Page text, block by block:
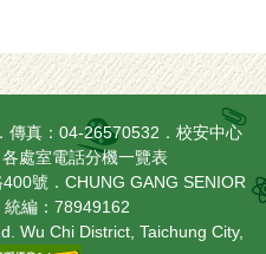
傳真：04-26570532．校安中心
各處室電話分機一覽表
號．CHUNG GANG SENIOR
統編：78949162
Wu Chi District, Taichung City,